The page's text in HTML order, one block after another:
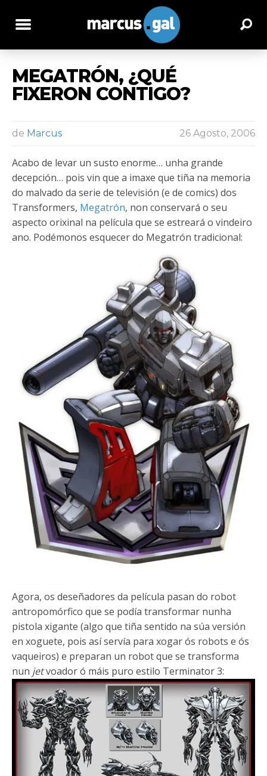
MEGATRÓN, ¿QUÉ
FIXERON CONTIGO?
de Marcus 26 Agosto, 2006
Acabo de levar un susto enorme… unha grande
decepción… pois vin que a imaxe que tiña na memoria
do malvado da serie de televisión (e de comics) dos
Transformers, Megatrón, non conservará o seu
aspecto orixinal na película que se estreará o vindeiro
ano. Podémonos esquecer do Megatrón tradicional:
Agora, os deseñadores da película pasan do robot
antropomórfico que se podía transformar nunha
pistola xigante (algo que tiña sentido na súa versión
en xoguete, pois así servía para xogar ós robots e ós
vaqueiros) e preparan un robot que se transforma
nun jetvoador ó máis puro estilo Terminator 3: